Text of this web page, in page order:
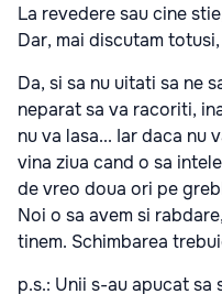
La revedere sau cine
Dar, mai discutam
Da, si sa nu uitati sa ne
neparat sa va racoriti,
nu va lasa... Iar daca nu
vina ziua cand o sa
de vreo doua ori pe
Noi o sa avem si
tinem. Schimbarea
p.s.: Unii s-au apucat sa